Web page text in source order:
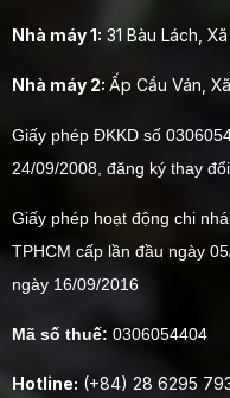
Nhà máy 1: 31 Bàu Lách,
Nhà máy 2: Ấp Cầu Ván,
Giấy phép ĐKKD số
24/09/2008, đăng ký thay
Giấy phép hoạt động chi
TPHCM cấp lần đầu ngày
ngày 16/09/2016
Mã số thuế: 0306054404
Hotline: (+84) 28 6295